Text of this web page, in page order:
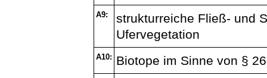
A9:
strukturreiche Fließ- und
Ufervegetation
A10: Biotope im Sinne von §